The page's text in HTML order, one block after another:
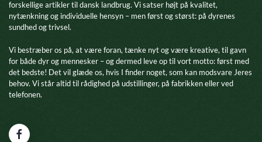
forskellige artikler til dansk landbrug. Vi satser højt på kvalitet,
nytænkning og individuelle hensyn – men først og størst: på dyrenes
sundhed og trivsel.
​Vi bestræber os på, at være foran, tænke nyt og være kreative, til gavn
for både dyr og mennesker – og dermed leve op til vort motto: først med
det bedste! Det vil glæde os, hvis I finder noget, som kan modsvare Jeres
behov. Vi står altid til rådighed på udstillinger, på fabrikken eller ved
telefonen.